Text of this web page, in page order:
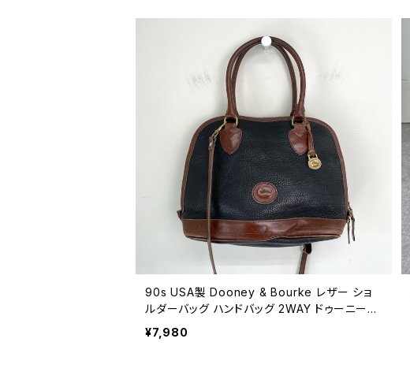
90s USA製 Dooney & Bourke レザー ショ
ルダーバッグ ハンドバッグ 2WAY ドゥーニー&
バーク 紺 ネイビー 茶 ブラウン 90年代 ビンテ
ージ レディース 26041007
¥7,980